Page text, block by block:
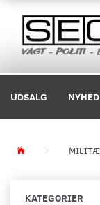
UDSALG
KATEGORIER